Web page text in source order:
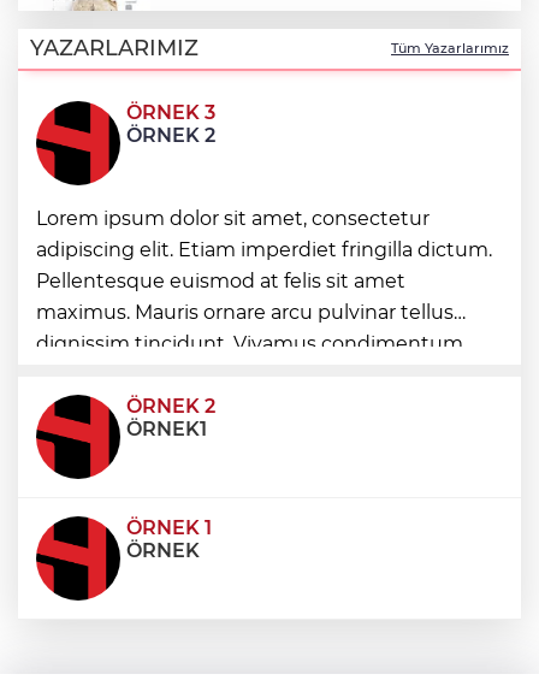
tek platformda
Türkiye ile Vietnam arasında 'hava'da
yeni dönem... Sefer kapasitesi artırıldı
Görevden uzaklaştırılan Utku Caner
Çaykara hakkında tahliye kararı
Fındık alım fiyatları açıklandı... Alımlar 24
Ağustos'ta başlıyor
YAZARLARIMIZ Tüm Yazarlarımız
ÖRNEK 3
ÖRNEK 2
Lorem ipsum dolor sit amet, consectetur
adipiscing elit. Etiam imperdiet fringilla dictum.
Pellentesque euismod at felis sit amet
maximus. Mauris ornare arcu pulvinar tellus
dignissim tincidunt. Vivamus condimentum
condimentum eros et, faucibus sapien. Praese
ÖRNEK 2
ÖRNEK1
ÖRNEK 1
ÖRNEK